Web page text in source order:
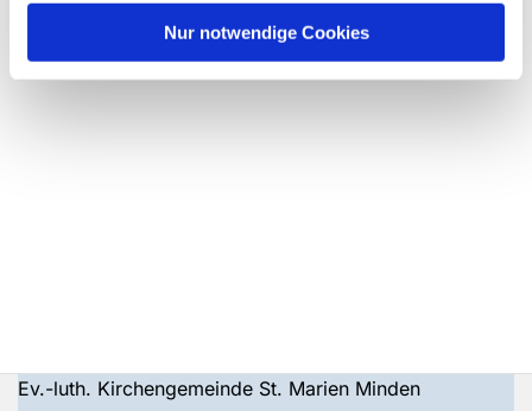
Nur notwendige Cookies
Ev.-luth. Kirchengemeinde St. Marien Minden